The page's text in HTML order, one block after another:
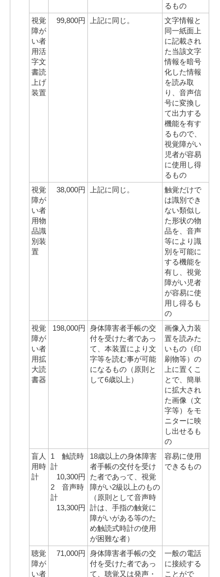
るもの
視覚
障が
い者
用活
字文
書読
上げ
装置
99,800円 上記に同じ。
文字情報と
同一紙面上
に記載され
た当該文字
情報を暗号
化した情報
を読み取
り、音声信
号に変換し
て出力する
機能を有す
るもので、
視覚障がい
児者が容易
に使用し得
るもの
視覚
障が
い者
用物
品識
別装
置
38,000円 上記に同じ。
触覚だけで
は識別でき
ない類似し
た形状の物
品を、音声
等により識
別を可能に
する機能を
有し、視覚
障がい児者
が容易に使
用し得るも
の
視覚
障が
い者
用拡
大読
書器
198,000円 身体障害者手帳の交
付を受けた者であっ
て、本装置により文
字等を読む事が可能
になるもの（原則と
して6歳以上）
画像入力装
置を読みた
いもの（印
刷物等）の
上に置くこ
とで、簡単
に拡大され
た画像（文
字等）をモ
ニターに映
し出せるも
の
盲人
用時
計
1 触読時
計
10,300円
2 音声時
計
13,300円
18歳以上の身体障害
者手帳の交付を受け
た者であって、視覚
障がい2級以上のもの
（原則として音声時
計は、手指の触覚に
障がいがある等のた
め触読式時計の使用
が困難な者）
容易に使用
できるもの
聴覚
障が
い者
71,000円 身体障害者手帳の交
付を受けた者であっ
て、聴覚又は発声・
一般の電話
に接続する
ことがで